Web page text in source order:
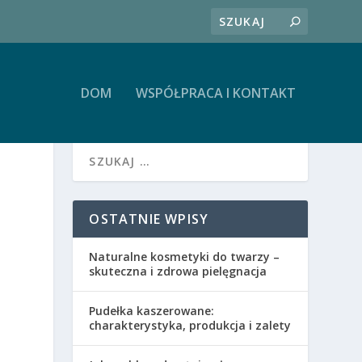
DOM WSPÓŁPRACA I KONTAKT
OSTATNIE WPISY
Naturalne kosmetyki do twarzy –
skuteczna i zdrowa pielęgnacja
Pudełka kaszerowane:
charakterystyka, produkcja i zalety